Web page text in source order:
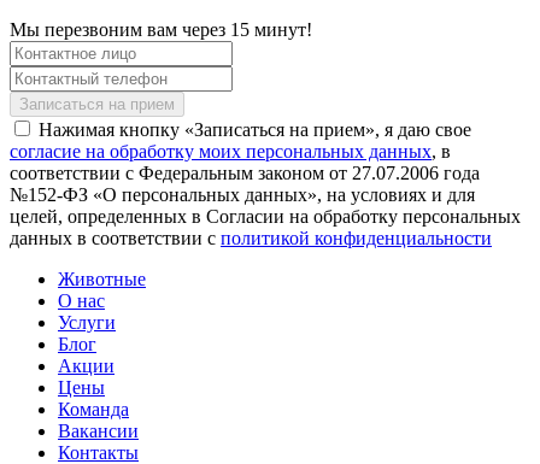
Мы перезвоним вам через 15 минут!
Нажимая кнопку «Записаться на прием», я даю свое
согласие на обработку моих персональных данных, в
соответствии с Федеральным законом от 27.07.2006 года
№152-ФЗ «О персональных данных», на условиях и для
целей, определенных в Согласии на обработку персональных
данных в соответствии с политикой конфиденциальности
Животные
О нас
Услуги
Блог
Акции
Цены
Команда
Вакансии
Контакты